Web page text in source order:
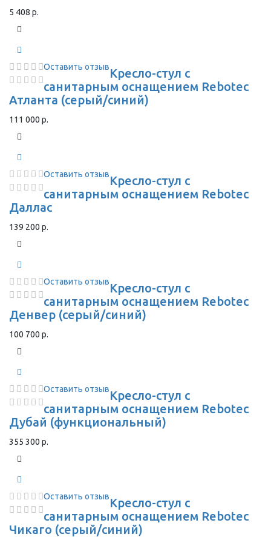
5 408 р.
Оставить отзывКресло-стул с
санитарным оснащением Rebotec
Атланта (серый/синий)
111 000 р.
Оставить отзывКресло-стул с
санитарным оснащением Rebotec
Даллас
139 200 р.
Оставить отзывКресло-стул с
санитарным оснащением Rebotec
Денвер (серый/синий)
100 700 р.
Оставить отзывКресло-стул с
санитарным оснащением Rebotec
Дубай (функциональный)
355 300 р.
Оставить отзывКресло-стул с
санитарным оснащением Rebotec
Чикаго (серый/синий)